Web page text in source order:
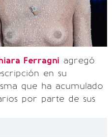
Ferragni agregó
en su
que ha acumulado
por parte de sus